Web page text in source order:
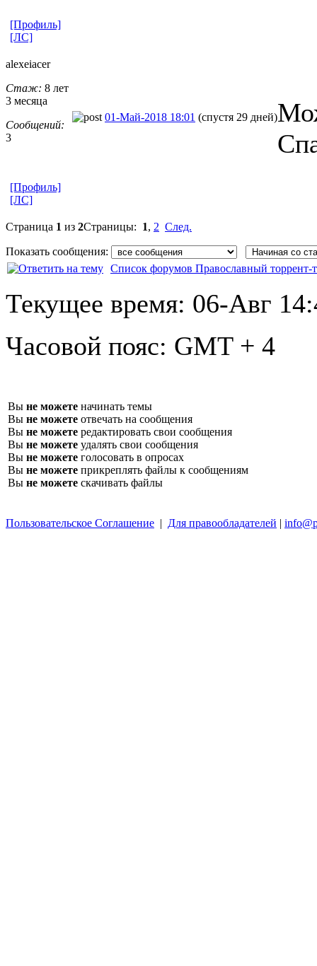
[Профиль]
[ЛС]
alexeiacer
Стаж: 8 лет
3 месяца
Сообщений:
3
01-Май-2018 18:01 (спустя 29 дней)
[Профиль]
[ЛС]
Страница 1 из 2Страницы: 1, 2 След.
Показать сообщения:
Список форумов Православный торрент-
Текущее время: 06-Авг
Часовой пояс: GMT + 4
Вы не можете начинать темы
Вы не можете отвечать на сообщения
Вы не можете редактировать свои сообщения
Вы не можете удалять свои сообщения
Вы не можете голосовать в опросах
Вы не можете прикреплять файлы к сообщениям
Вы не можете скачивать файлы
Пользовательское Соглашение | Для правообладателей |